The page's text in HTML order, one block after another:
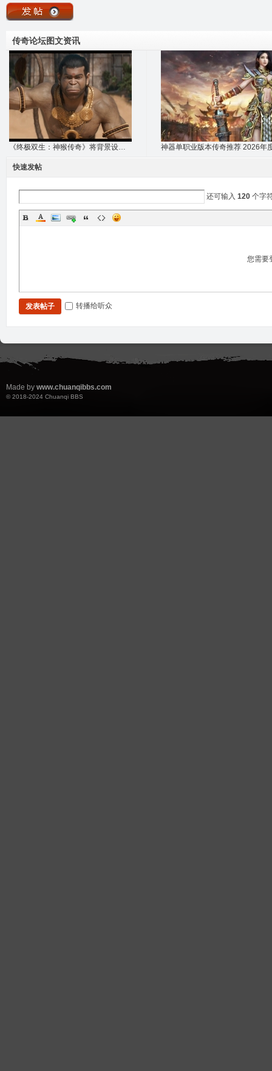
传奇论坛图文资讯
《终极双生：神猴传奇》将背景设定在基什金
快速发帖
还可输入 120 个字
您需要
发表帖子 转播给听众
Made by www.chuanqibbs.com
© 2018-2024 Chuanqi BBS